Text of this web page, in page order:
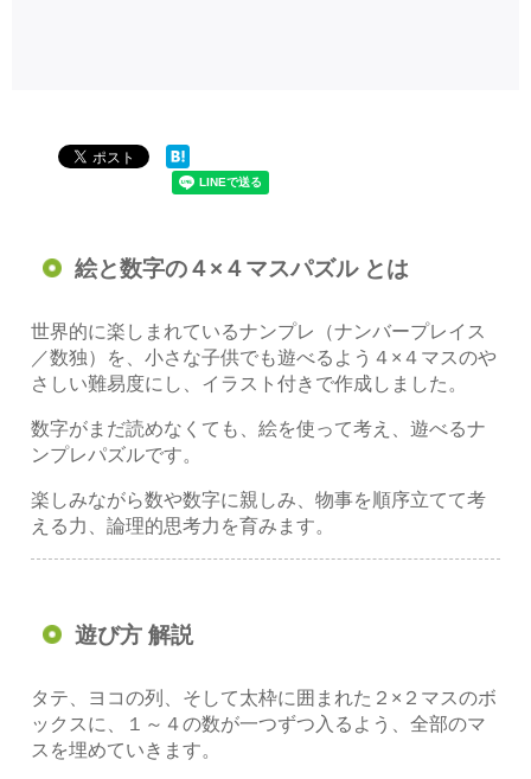
絵と数字の４×４マスパズル とは
世界的に楽しまれているナンプレ（ナンバープレイス
／数独）を、小さな子供でも遊べるよう４×４マスのや
さしい難易度にし、イラスト付きで作成しました。
数字がまだ読めなくても、絵を使って考え、遊べるナ
ンプレパズルです。
楽しみながら数や数字に親しみ、物事を順序立てて考
える力、論理的思考力を育みます。
遊び方 解説
タテ、ヨコの列、そして太枠に囲まれた２×２マスのボ
ックスに、１～４の数が一つずつ入るよう、全部のマ
スを埋めていきます。